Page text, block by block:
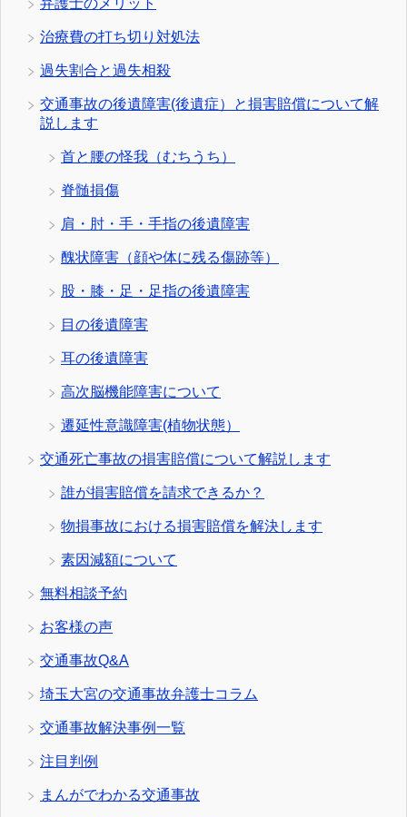
弁護士のメリット
治療費の打ち切り対処法
過失割合と過失相殺
交通事故の後遺障害(後遺症）と損害賠償について解
説します
首と腰の怪我（むちうち）
脊髄損傷
肩・肘・手・手指の後遺障害
醜状障害（顔や体に残る傷跡等）
股・膝・足・足指の後遺障害
目の後遺障害
耳の後遺障害
高次脳機能障害について
遷延性意識障害(植物状態）
交通死亡事故の損害賠償について解説します
誰が損害賠償を請求できるか？
物損事故における損害賠償を解決します
素因減額について
無料相談予約
お客様の声
交通事故Q&A
埼玉大宮の交通事故弁護士コラム
交通事故解決事例一覧
注目判例
まんがでわかる交通事故